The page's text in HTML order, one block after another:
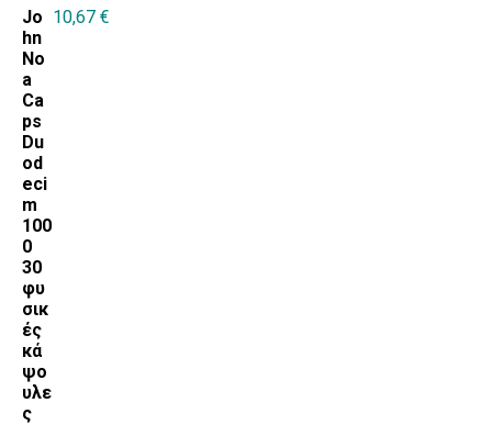
Jo
hn
No
a
Ca
ps
Du
od
eci
m
100
0
30
φυ
σικ
ές
κά
ψο
υλε
ς
10,67 €